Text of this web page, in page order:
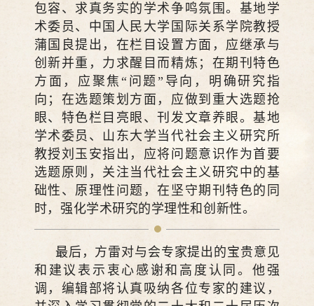
包容、求真务实的学术争鸣氛围。基地学
术委员、中国人民大学国际关系学院教授
蒲国良提出，在栏目设置方面，应继承与
创新并重，力求醒目而精炼；在期刊特色
方面，应聚焦“问题”导向，明确研究指
向；在选题策划方面，应做到重大选题抢
眼、特色栏目亮眼、刊发文章养眼。基地
学术委员、山东大学当代社会主义研究所
教授刘玉安指出，应将问题意识作为首要
选题原则，关注当代社会主义研究中的基
础性、原理性问题，在坚守期刊特色的同
时，强化学术研究的学理性和创新性。
最后，方雷对与会专家提出的宝贵意见
和建议表示衷心感谢和高度认同。他强
调，编辑部将认真吸纳各位专家的建议，